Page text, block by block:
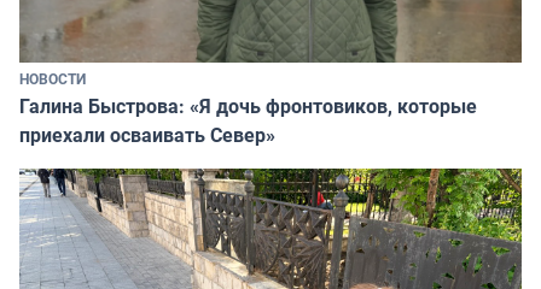
НОВОСТИ
Галина Быстрова: «Я дочь фронтовиков, которые
приехали осваивать Север»